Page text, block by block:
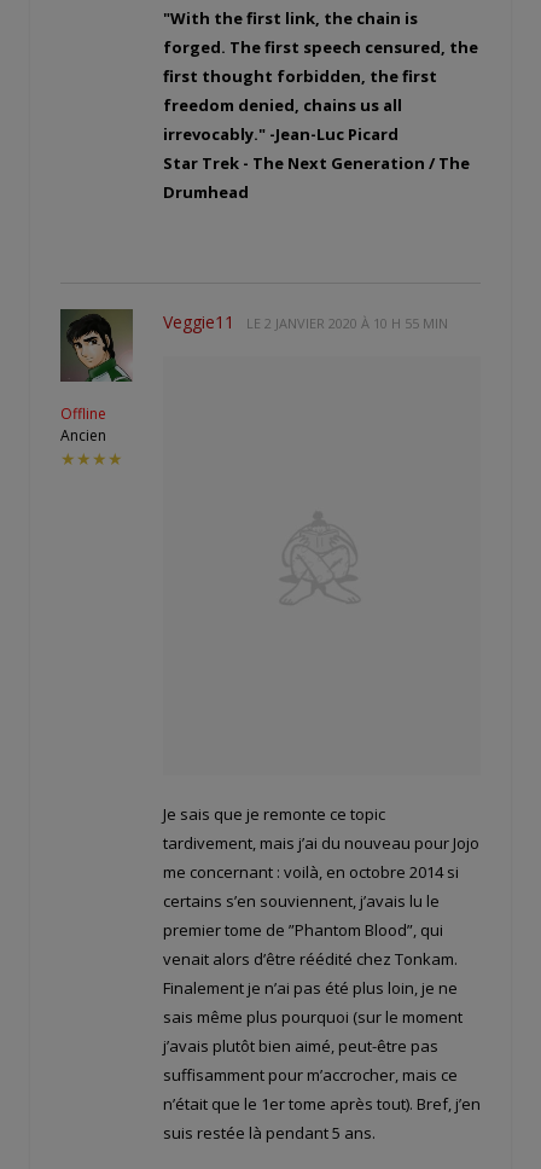
"With the first link, the chain is
forged. The first speech censured, the
first thought forbidden, the first
freedom denied, chains us all
irrevocably." -Jean-Luc Picard
Star Trek - The Next Generation / The
Drumhead
Offline
Ancien
★★★★
Veggie11 LE 2 JANVIER 2020 À 10 H 55 MIN
Je sais que je remonte ce topic
tardivement, mais j’ai du nouveau pour Jojo
me concernant : voilà, en octobre 2014 si
certains s’en souviennent, j’avais lu le
premier tome de ”Phantom Blood”, qui
venait alors d’être réédité chez Tonkam.
Finalement je n’ai pas été plus loin, je ne
sais même plus pourquoi (sur le moment
j’avais plutôt bien aimé, peut-être pas
suffisamment pour m’accrocher, mais ce
n’était que le 1er tome après tout). Bref, j’en
suis restée là pendant 5 ans.